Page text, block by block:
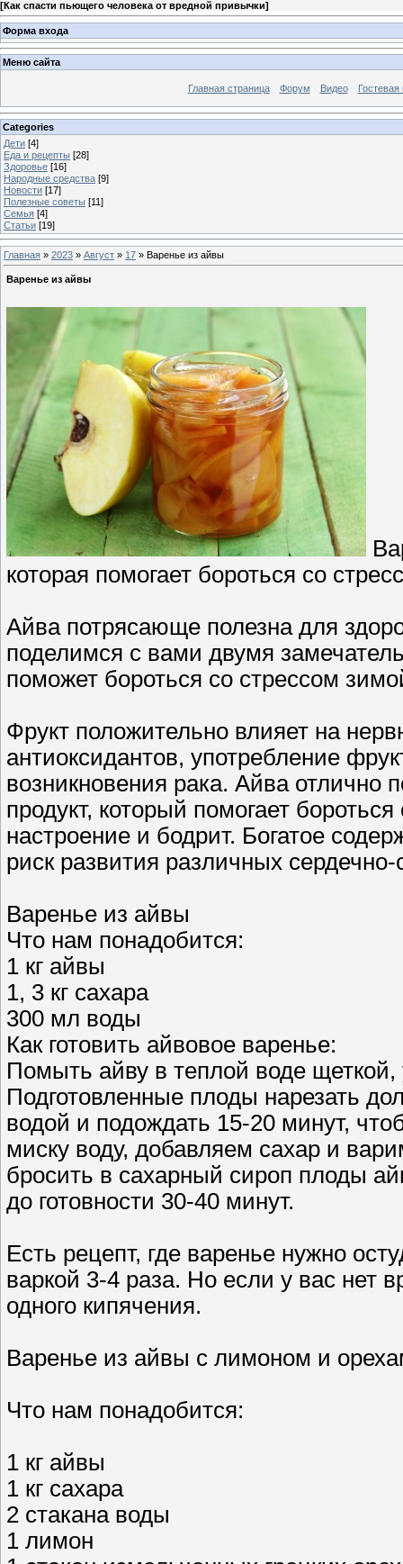
[Как спасти пьющего человека от вредной привычки]
Форма входа
Меню сайта
Главная страница Форум Видео Гостевая
Categories
Дети [4]
Еда и рецепты [28]
Здоровье [16]
Народные средства [9]
Новости [17]
Полезные советы [11]
Семья [4]
Статьи [19]
Главная » 2023 » Август » 17 » Варенье из айвы
Варенье из айвы
которая помогает бороться со
Айва потрясающе полезна для
поделимся с вами двумя
поможет бороться со стрессом
Фрукт положительно влияет на
антиоксидантов, употребление
возникновения рака. Айва отлично
продукт, который помогает
настроение и бодрит. Богатое
риск развития различных
Варенье из айвы
Что нам понадобится:
1 кг айвы
1, 3 кг сахара
300 мл воды
Как готовить айвовое варенье:
Помыть айву в теплой воде щеткой,
Подготовленные плоды нарезать
водой и подождать 15-20 минут,
миску воду, добавляем сахар и
бросить в сахарный сироп плоды
до готовности 30-40 минут.
Есть рецепт, где варенье нужно
варкой 3-4 раза. Но если у вас нет
одного кипячения.
Варенье из айвы с лимоном и
Что нам понадобится:
1 кг айвы
1 кг сахара
2 стакана воды
1 лимон